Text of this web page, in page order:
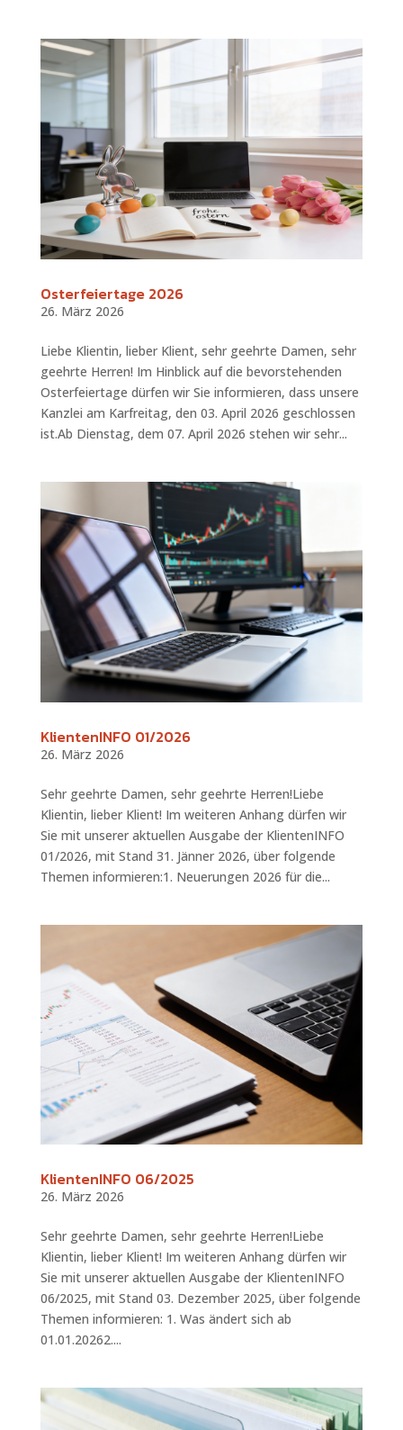
Osterfeiertage 2026
26. März 2026
Liebe Klientin, lieber Klient, sehr geehrte Damen, sehr
geehrte Herren! Im Hinblick auf die bevorstehenden
Osterfeiertage dürfen wir Sie informieren, dass unsere
Kanzlei am Karfreitag, den 03. April 2026 geschlossen
ist.Ab Dienstag, dem 07. April 2026 stehen wir sehr...
KlientenINFO 01/2026
26. März 2026
Sehr geehrte Damen, sehr geehrte Herren!Liebe
Klientin, lieber Klient! Im weiteren Anhang dürfen wir
Sie mit unserer aktuellen Ausgabe der KlientenINFO
01/2026, mit Stand 31. Jänner 2026, über folgende
Themen informieren:1. Neuerungen 2026 für die...
KlientenINFO 06/2025
26. März 2026
Sehr geehrte Damen, sehr geehrte Herren!Liebe
Klientin, lieber Klient! Im weiteren Anhang dürfen wir
Sie mit unserer aktuellen Ausgabe der KlientenINFO
06/2025, mit Stand 03. Dezember 2025, über folgende
Themen informieren: 1. Was ändert sich ab
01.01.20262....